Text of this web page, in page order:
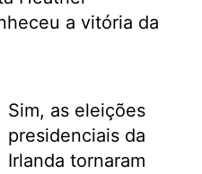
a vitória da
Sim, as eleições
presidenciais da
Irlanda tornaram